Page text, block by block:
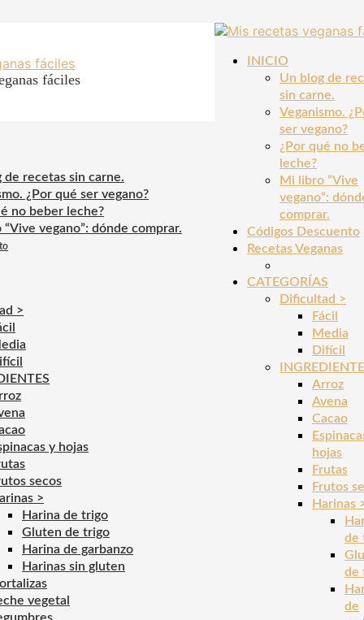
fáciles
de recetas sin carne.
¿Por qué ser vegano?
no beber leche?
vegano”: dónde comprar.
>
y hojas
secos
>
Harina de trigo
Gluten de trigo
Harina de garbanzo
Harinas sin gluten
vegetal
INICIO
Un blog de
sin carne.
Veganismo.
ser vegano?
¿Por qué no
leche?
Mi libro “Vive
vegano”:
comprar.
Códigos Descuento
Recetas Veganas
CATEGORÍAS
Dificultad >
Fácil
Media
Difícil
Arroz
Avena
Cacao
hojas
Frutas
Frutos
Harinas
de
de
de